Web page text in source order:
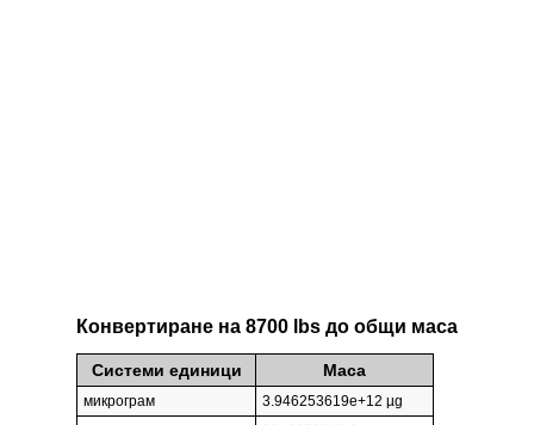
Конвертиране на 8700 lbs до общи маса
Системи единици Маса
микрограм
3.946253619e+12 µg